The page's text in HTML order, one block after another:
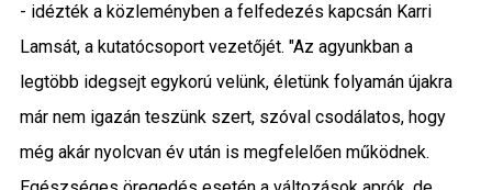
- idézték a közleményben a felfedezés kapcsán Karri
Lamsát, a kutatócsoport vezetőjét. "Az agyunkban a
legtöbb idegsejt egykorú velünk, életünk folyamán újakra
már nem igazán teszünk szert, szóval csodálatos, hogy
még akár nyolcvan év után is megfelelően működnek.